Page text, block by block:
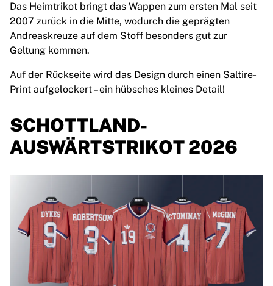
Guerri Napoli
Other Sports
Cycling
Team Visma | Lease a bike
Soudal Quick Step
Netcompany INEOS
EF Education
View all Cycling
Rugby
France Rugby
ASM Clermont Auvergne
Harlequins
View all Rugby
Cricket
England Cricket
Delhi Capitals
Das Heimtrikot bringt das Wappen zum ersten Mal seit
2007 zurück in die Mitte, wodurch die geprägten
Andreaskreuze auf dem Stoff besonders gut zur
Geltung kommen.
Auf der Rückseite wird das Design durch einen Saltire-
Print aufgelockert – ein hübsches kleines Detail!
SCHOTTLAND-
AUSWÄRTSTRIKOT 2026